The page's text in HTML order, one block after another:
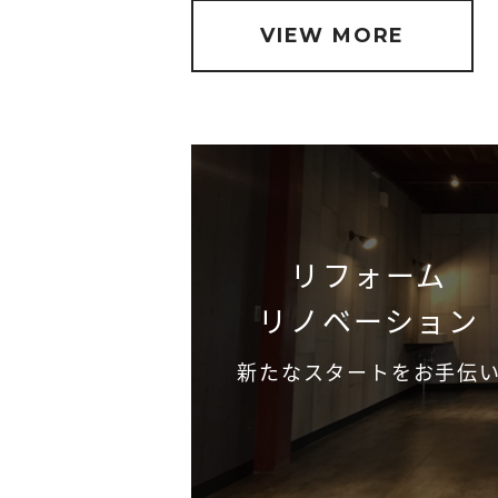
VIEW MORE
リフォーム
リノベーション
新たなスタートをお手伝